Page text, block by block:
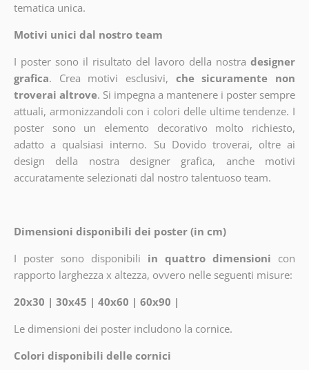
tematica unica.
Motivi unici dal nostro team
I poster sono il risultato del lavoro della nostra designer
grafica. Crea motivi esclusivi, che sicuramente non
troverai altrove. Si impegna a mantenere i poster sempre
attuali, armonizzandoli con i colori delle ultime tendenze. I
poster sono un elemento decorativo molto richiesto,
adatto a qualsiasi interno. Su Dovido troverai, oltre ai
design della nostra designer grafica, anche motivi
accuratamente selezionati dal nostro talentuoso team.
Dimensioni disponibili dei poster (in cm)
I poster sono disponibili in quattro dimensioni con
rapporto larghezza x altezza, ovvero nelle seguenti misure:
20x30 | 30x45 | 40x60 | 60x90 |
Le dimensioni dei poster includono la cornice.
Colori disponibili delle cornici